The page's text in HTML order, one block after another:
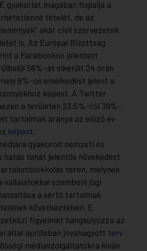
gyakorlat magában foglalja a
tételét, de az
akár civil szervezetek
is. Az Európai Bizottság
a Facebookon jelentett
58%-át sikerült 24 órán
8%-os emelkedést jelent a
képest. A Twitter
a területen 23,5%-ról 39%-
tartalmak aránya az előző év
képest.
gyakorolt nemzeti és
hatás tehát jelentős növekedést
terén, melynek
vállalatokkal szembeni jogi
a sértő tartalmak
következtében. E
figyelmet hangsúlyozza az
által áprilisban jóváhagyott terv
médiaszolgáltatókra kíván